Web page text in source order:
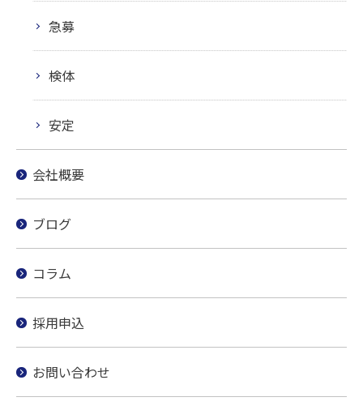
急募
検体
安定
会社概要
ブログ
コラム
採用申込
お問い合わせ